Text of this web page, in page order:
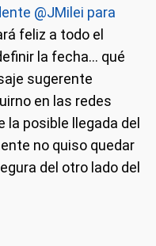
@JMilei para
feliz a todo el
la fecha… qué
sugerente
en las redes
la posible llegada del
no quiso quedar
del otro lado del